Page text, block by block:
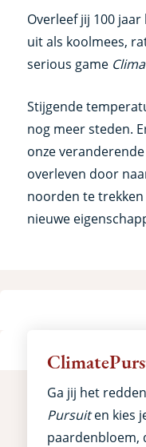
Overleef jij 100
uit als koolmees,
serious game
Stijgende
nog meer steden.
onze
overleven door
noorden te
nieuwe
Ga jij het
Pursuiten kies
paardenbloem,